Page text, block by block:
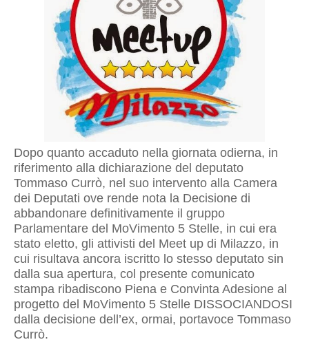
Dopo quanto accaduto nella giornata odierna, in
riferimento alla dichiarazione del deputato
Tommaso Currò, nel suo intervento alla Camera
dei Deputati ove rende nota la Decisione di
abbandonare definitivamente il gruppo
Parlamentare del MoVimento 5 Stelle, in cui era
stato eletto, gli attivisti del Meet up di Milazzo, in
cui risultava ancora iscritto lo stesso deputato sin
dalla sua apertura, col presente comunicato
stampa ribadiscono Piena e Convinta Adesione al
progetto del MoVimento 5 Stelle DISSOCIANDOSI
dalla decisione dell’ex, ormai, portavoce Tommaso
Currò.